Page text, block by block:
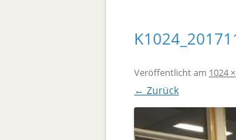
Veröffentlichtam 1024
← Zurück